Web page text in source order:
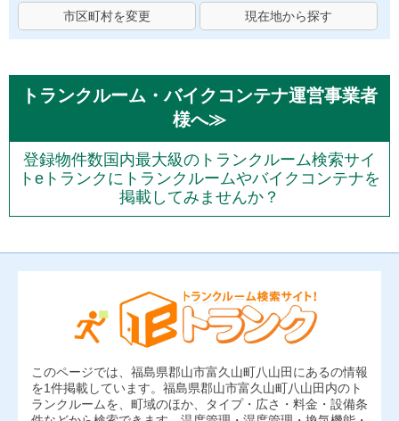
市区町村を変更 現在地から探す
トランクルーム・バイクコンテナ運営事業者
様へ≫
登録物件数国内最大級のトランクルーム検索サイ
トeトランクにトランクルームやバイクコンテナを
掲載してみませんか？
このページでは、福島県郡山市富久山町八山田にあるの情報
を1件掲載しています。福島県郡山市富久山町八山田内のト
ランクルームを、町域のほか、タイプ・広さ・料金・設備条